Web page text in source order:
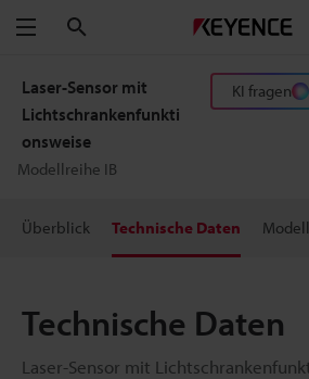
Menü
Laser-Sensor mit
Lichtschrankenfunkti
onsweise
Modellreihe IB
KI fragen
Überblick Technische Daten
Technische Daten
Laser-Sensor mit